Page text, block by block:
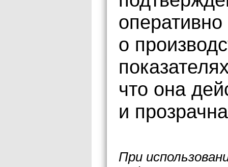
о
что она
и
При